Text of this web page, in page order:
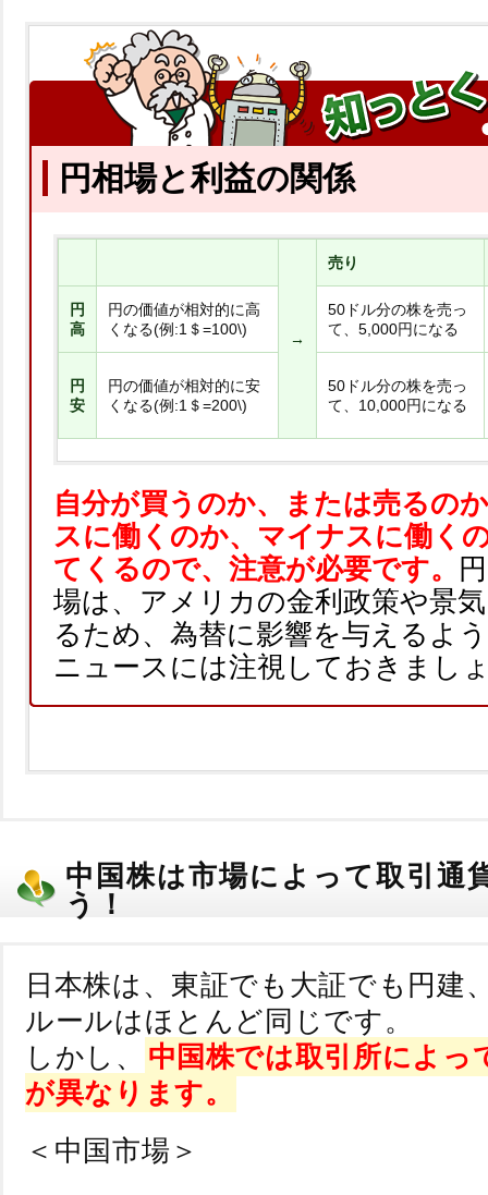
円相場と利益の関係
→
売り
円
高
円の価値が相対的に高
くなる(例:1＄=100\)
50ドル分の株を売っ
て、5,000円になる
円
安
円の価値が相対的に安
くなる(例:1＄=200\)
50ドル分の株を売っ
て、10,000円になる
自分が買うのか、または売るの
スに働くのか、マイナスに働く
てくるので、注意が必要です。
場は、アメリカの金利政策や景
るため、為替に影響を与えるよ
ニュースには注視しておきまし
中国株は市場によって取引通
う！
日本株は、東証でも大証でも円建
ルールはほとんど同じです。
しかし、
中国株では取引所によっ
が異なります。
＜中国市場＞